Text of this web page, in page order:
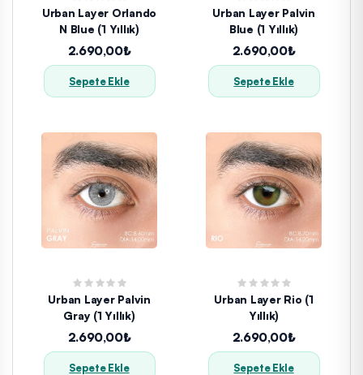
Urban Layer Orlando
N Blue (1 Yıllık)
2.690,00₺
Sepete Ekle
Urban Layer Palvin
Blue (1 Yıllık)
2.690,00₺
Sepete Ekle
Urban Layer Palvin
Gray (1 Yıllık)
2.690,00₺
Sepete Ekle
Urban Layer Rio (1
Yıllık)
2.690,00₺
Sepete Ekle